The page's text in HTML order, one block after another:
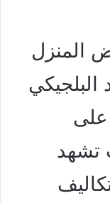
المنزل
البلجيكي
على
تشهد